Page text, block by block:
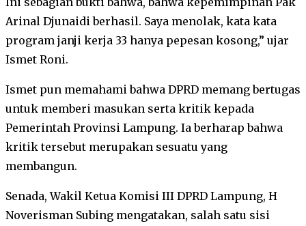
Arinal Djunaidi berhasil. Saya menolak, kata kata
program janji kerja 33 hanya pepesan kosong,” ujar
Ismet Roni.
Ismet pun memahami bahwa DPRD memang bertugas
untuk memberi masukan serta kritik kepada
Pemerintah Provinsi Lampung. Ia berharap bahwa
kritik tersebut merupakan sesuatu yang
membangun.
Senada, Wakil Ketua Komisi III DPRD Lampung, H
Noverisman Subing mengatakan, salah satu sisi